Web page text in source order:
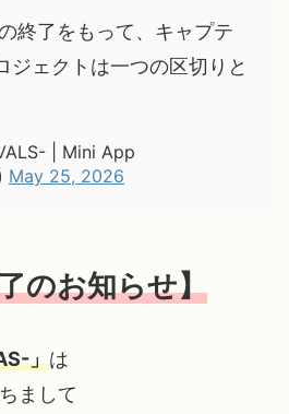
終了をもって、キャプテ
ジェクトは一つの区切りと
| Mini App
May 25, 2026
のお知らせ】
」は
まして